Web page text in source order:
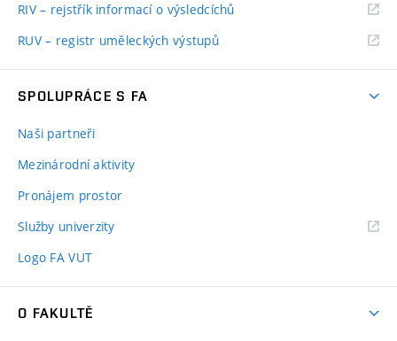
RIV – rejstřík informací o výsledcíchů
RUV – registr uměleckých výstupů
SPOLUPRÁCE S FA
Naši partneři
Mezinárodní aktivity
Pronájem prostor
Služby univerzity
Logo FA VUT
O FAKULTĚ